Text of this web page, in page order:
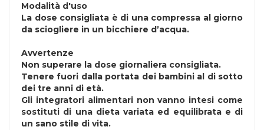
Modalità d'uso
La dose consigliata è di una compressa al giorno
da sciogliere in un bicchiere d’acqua.
Avvertenze
Non superare la dose giornaliera consigliata.
Tenere fuori dalla portata dei bambini al di sotto
dei tre anni di età.
Gli integratori alimentari non vanno intesi come
sostituti di una dieta variata ed equilibrata e di
un sano stile di vita.